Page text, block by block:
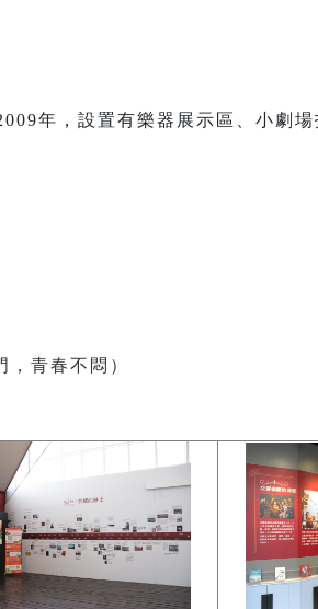
年，設置有樂器展示區、小劇場
青春不悶）